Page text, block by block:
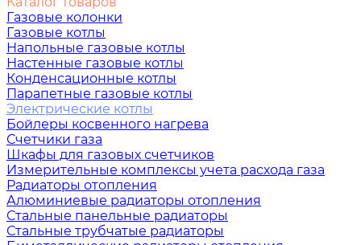
Газовые колонки
Газовые котлы
Напольные газовые котлы
Настенные газовые котлы
Конденсационные котлы
Парапетные газовые котлы
Электрические котлы
Бойлеры косвенного нагрева
Счетчики газа
Шкафы для газовых счетчиков
Измерительные комплексы учета расхода газа
Радиаторы отопления
Алюминиевые радиаторы отопления
Стальные панельные радиаторы
Стальные трубчатые радиаторы